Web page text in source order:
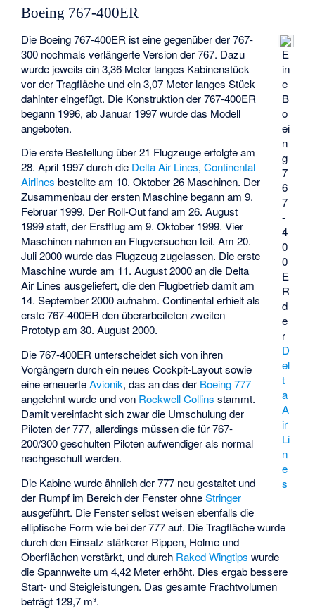
Boeing 767-400ER
E
in
e
B
o
ei
n
g
7
6
7
-
4
0
0
E
R
d
e
r
D
el
t
a
A
ir
Li
n
e
s
Die Boeing 767-400ER ist eine gegenüber der 767-
300 nochmals verlängerte Version der 767. Dazu
wurde jeweils ein 3,36 Meter langes Kabinenstück
vor der Tragfläche und ein 3,07 Meter langes Stück
dahinter eingefügt. Die Konstruktion der 767-400ER
begann 1996, ab Januar 1997 wurde das Modell
angeboten.
Die erste Bestellung über 21 Flugzeuge erfolgte am
28. April 1997 durch die Delta Air Lines,Continental
Airlines bestellte am 10. Oktober 26 Maschinen. Der
Zusammenbau der ersten Maschine begann am 9.
Februar 1999. Der Roll-Out fand am 26. August
1999 statt, der Erstflug am 9. Oktober 1999. Vier
Maschinen nahmen an Flugversuchen teil. Am 20.
Juli 2000 wurde das Flugzeug zugelassen. Die erste
Maschine wurde am 11. August 2000 an die Delta
Air Lines ausgeliefert, die den Flugbetrieb damit am
14. September 2000 aufnahm. Continental erhielt als
erste 767-400ER den überarbeiteten zweiten
Prototyp am 30. August 2000.
Die 767-400ER unterscheidet sich von ihren
Vorgängern durch ein neues Cockpit-Layout sowie
eine erneuerteAvionik, das an das der Boeing 777
angelehnt wurde und von Rockwell Collins stammt.
Damit vereinfacht sich zwar die Umschulung der
Piloten der 777, allerdings müssen die für 767-
200/300 geschulten Piloten aufwendiger als normal
nachgeschult werden.
Die Kabine wurde ähnlich der 777 neu gestaltet und
der Rumpf im Bereich der Fenster ohneStringer
ausgeführt. Die Fenster selbst weisen ebenfalls die
elliptische Form wie bei der 777 auf. Die Tragfläche wurde
durch den Einsatz stärkerer Rippen, Holme und
Oberflächen verstärkt, und durch Raked Wingtips wurde
die Spannweite um 4,42 Meter erhöht. Dies ergab bessere
Start- und Steigleistungen. Das gesamte Frachtvolumen
beträgt 129,7 m³.